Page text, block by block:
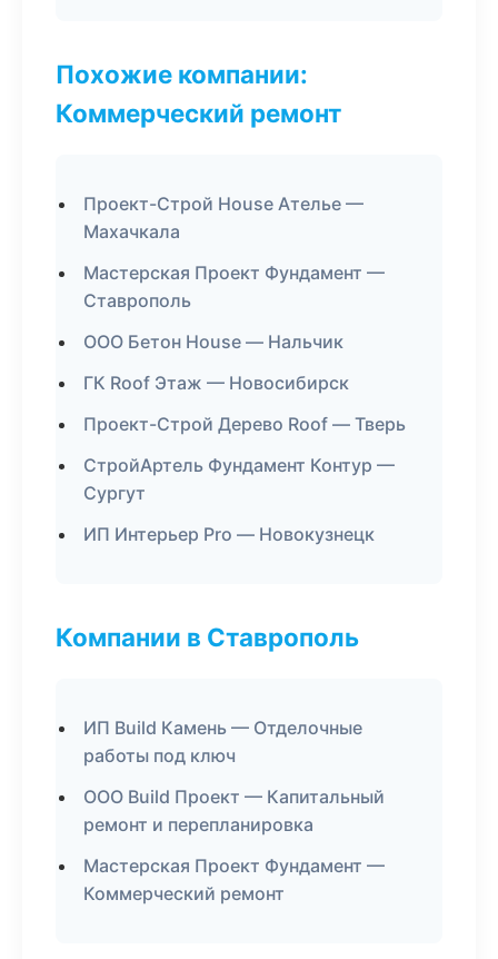
Похожие компании:
Коммерческий ремонт
Проект-Строй House Ателье —
Махачкала
Мастерская Проект Фундамент —
Ставрополь
ООО Бетон House — Нальчик
ГК Roof Этаж — Новосибирск
Проект-Строй Дерево Roof — Тверь
СтройАртель Фундамент Контур —
Сургут
ИП Интерьер Pro — Новокузнецк
Компании в Ставрополь
ИП Build Камень — Отделочные
работы под ключ
ООО Build Проект — Капитальный
ремонт и перепланировка
Мастерская Проект Фундамент —
Коммерческий ремонт